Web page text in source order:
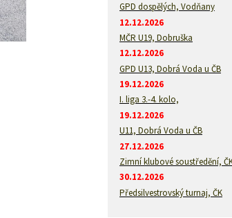
GPD dospělých, Vodňany
12.12.2026
MČR U19, Dobruška
12.12.2026
GPD U13, Dobrá Voda u ČB
19.12.2026
I. liga 3.-4. kolo,
19.12.2026
U11, Dobrá Voda u ČB
27.12.2026
Zimní klubové soustředění,
30.12.2026
Předsilvestrovský turnaj, ČK